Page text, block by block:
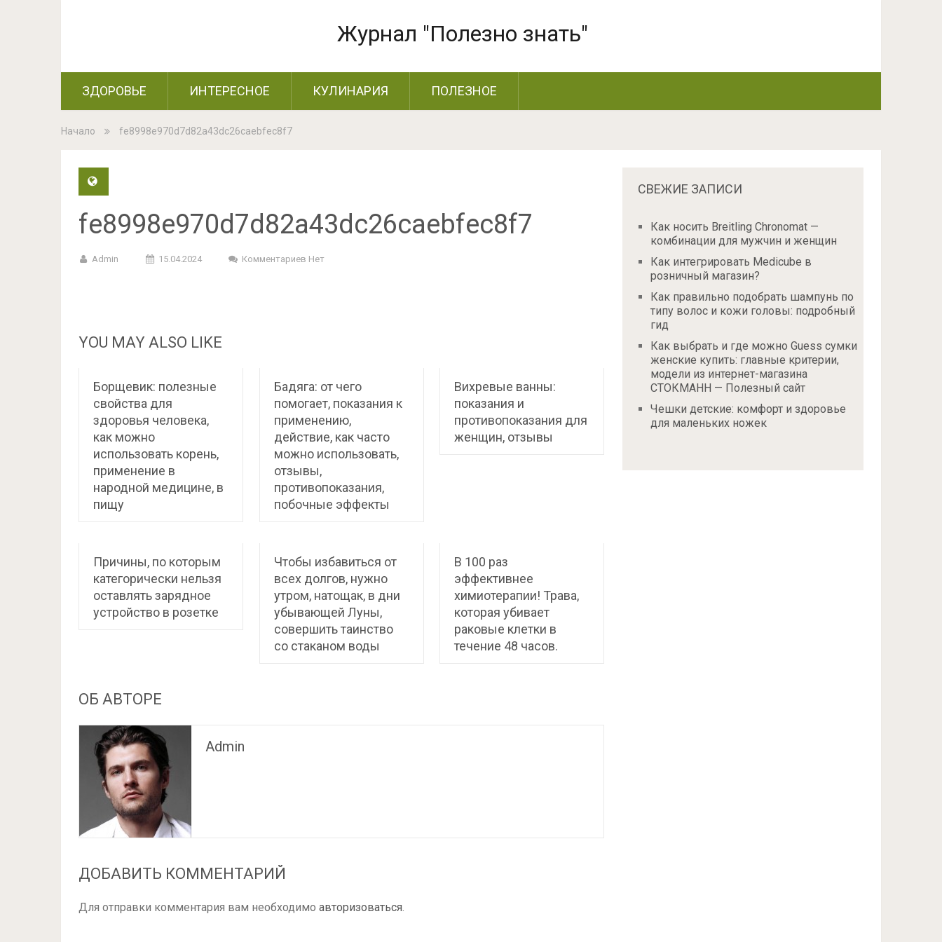
Журнал "Полезно знать"
ЗДОРОВЬЕ ИНТЕРЕСНОЕ КУЛИНАРИЯ ПОЛЕЗНОЕ
Начало fe8998e970d7d82a43dc26caebfec8f7
fe8998e970d7d82a43dc26caebfec8f7
Admin 15.04.2024 Комментариев Нет
YOU MAY ALSO LIKE
Борщевик: полезные
свойства для
здоровья человека,
как можно
использовать корень,
применение в
народной медицине, в
пищу
Бадяга: от чего
помогает, показания к
применению,
действие, как часто
можно использовать,
отзывы,
противопоказания,
побочные эффекты
Вихревые ванны:
показания и
противопоказания для
женщин, отзывы
Причины, по которым
категорически нельзя
оставлять зарядное
устройство в розетке
Чтобы избавиться от
всех долгов, нужно
утром, натощак, в дни
убывающей Луны,
совершить таинство
со стаканом воды
В 100 раз
эффективнее
химиотерапии! Трава,
которая убивает
раковые клетки в
течение 48 часов.
ОБ АВТОРЕ
Admin
ДОБАВИТЬ КОММЕНТАРИЙ
Для отправки комментария вам необходимо авторизоваться.
СВЕЖИЕ ЗАПИСИ
Как носить Breitling Chronomat —
комбинации для мужчин и женщин
Как интегрировать Medicube в
розничный магазин?
Как правильно подобрать шампунь по
типу волос и кожи головы: подробный
гид
Как выбрать и где можно Guess сумки
женские купить: главные критерии,
модели из интернет-магазина
СТОКМАНН — Полезный сайт
Чешки детские: комфорт и здоровье
для маленьких ножек